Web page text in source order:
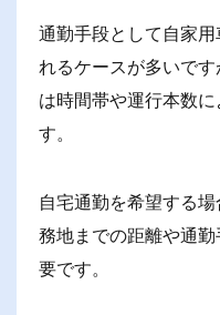
通勤手段として自家
れるケースが多いで
は時間帯や運行本数
す。
自宅通勤を希望する
務地までの距離や通
要です。